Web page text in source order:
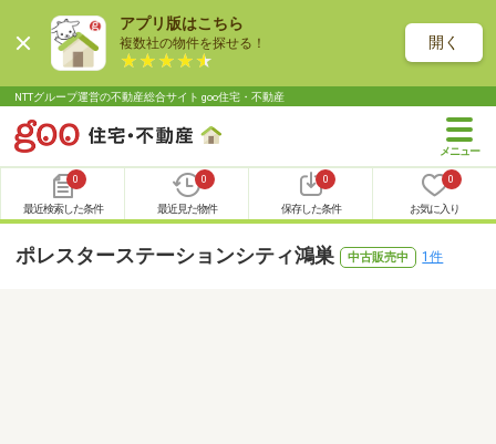
アプリ版はこちら
複数社の物件を探せる！ 開く
NTTグループ運営の不動産総合サイト goo住宅・不動産
0
最近検索した条件
0
最近見た物件
0
保存した条件
0
お気に入り
ポレスターステーションシティ鴻巣 中古販売中 1件